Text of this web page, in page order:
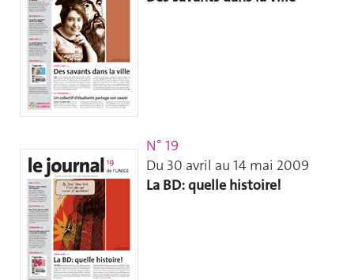
N° 19
Du 30 avril au 14 mai 2009
La BD: quelle histoire!